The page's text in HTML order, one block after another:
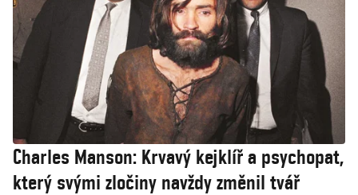
Charles Manson: Krvavý kejklíř a psychopat,
který svými zločiny navždy změnil tvář